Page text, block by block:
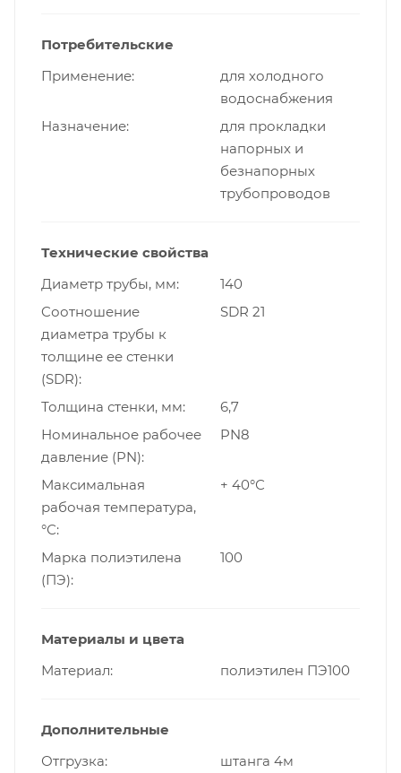
Потребительские
Применение
для холодного
водоснабжения
Назначение
для прокладки
напорных и
безнапорных
трубопроводов
Технические свойства
Диаметр трубы, мм
140
Cоотношение
диаметра трубы к
толщине ее стенки
(SDR)
SDR 21
Толщина стенки, мм
6,7
Номинальное рабочее
давление (PN)
PN8
Максимальная
рабочая температура,
°С
+ 40°С
Марка полиэтилена
(ПЭ)
100
Материалы и цвета
Материал
полиэтилен ПЭ100
Дополнительные
Отгрузка
штанга 4м